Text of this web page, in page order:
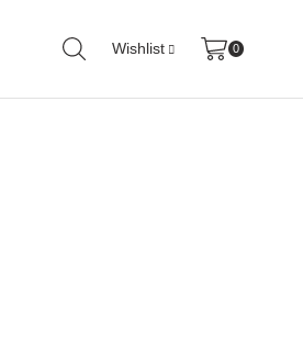
Wishlist 0